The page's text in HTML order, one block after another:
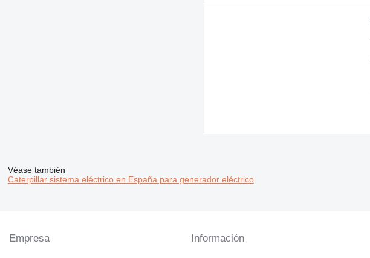
Véase también
Caterpillar sistema eléctrico en España para generador eléctrico
Empresa Información